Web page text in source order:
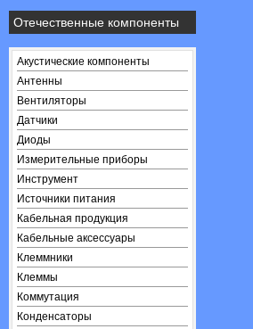
Отечественные компоненты
Акустические компоненты
Антенны
Вентиляторы
Датчики
Диоды
Измерительные приборы
Инструмент
Источники питания
Кабельная продукция
Кабельные аксессуары
Клеммники
Клеммы
Коммутация
Конденсаторы